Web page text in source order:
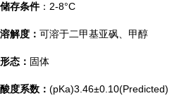
储存条件：2-8°C
溶解度： 可溶于二甲基亚砜、甲醇
形态： 固体
酸度系数： (pKa)3.46±0.10(Predicted)